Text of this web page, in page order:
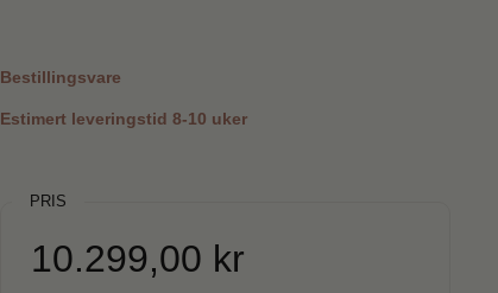
Bestillingsvare
Estimert leveringstid 8-10 uker
PRIS
Pris:
10.299,00 kr
Ordinær pris: